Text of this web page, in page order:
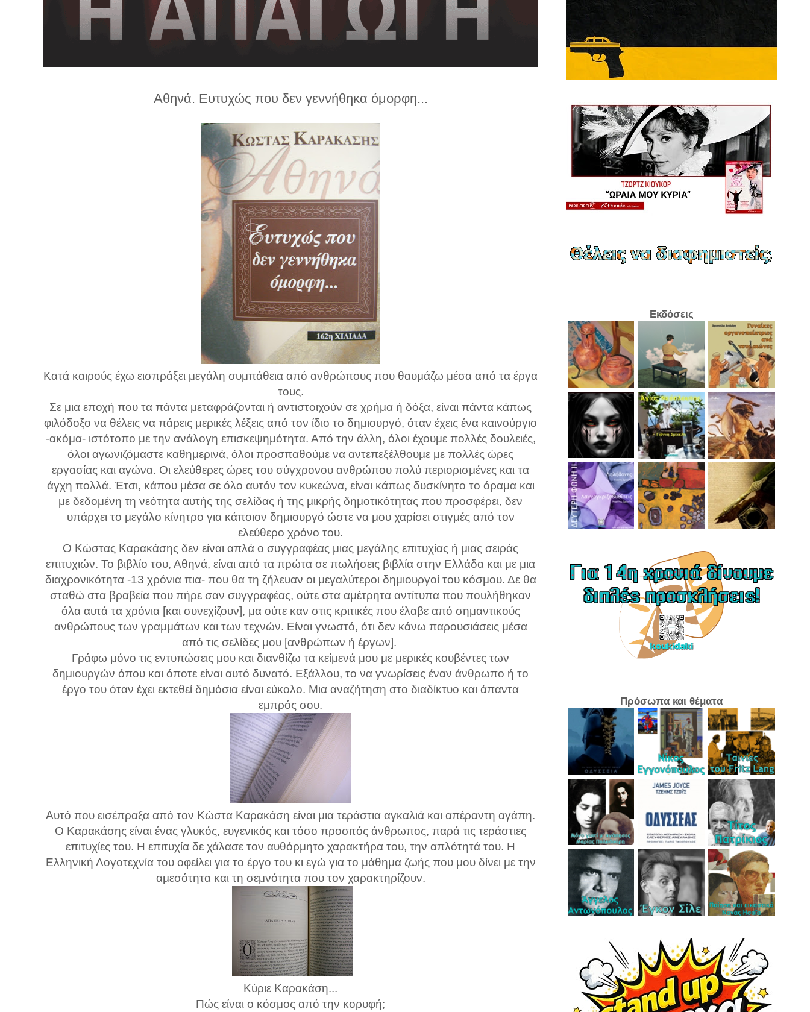
Αθηνά. Ευτυχώς που δεν γεννήθηκα όμορφη...
Κατά καιρούς έχω εισπράξει μεγάλη συμπάθεια από ανθρώπους που θαυμάζω μέσα από τα έργα
τους.
Σε μια εποχή που τα πάντα μεταφράζονται ή αντιστοιχούν σε χρήμα ή δόξα, είναι πάντα κάπως
φιλόδοξο να θέλεις να πάρεις μερικές λέξεις από τον ίδιο το δημιουργό, όταν έχεις ένα καινούργιο
-ακόμα- ιστότοπο με την ανάλογη επισκεψημότητα. Από την άλλη, όλοι έχουμε πολλές δουλειές,
όλοι αγωνιζόμαστε καθημερινά, όλοι προσπαθούμε να αντεπεξέλθουμε με πολλές ώρες
εργασίας και αγώνα. Οι ελεύθερες ώρες του σύγχρονου ανθρώπου πολύ περιορισμένες και τα
άγχη πολλά. Έτσι, κάπου μέσα σε όλο αυτόν τον κυκεώνα, είναι κάπως δυσκίνητο το όραμα και
με δεδομένη τη νεότητα αυτής της σελίδας ή της μικρής δημοτικότητας που προσφέρει, δεν
υπάρχει το μεγάλο κίνητρο για κάποιον δημιουργό ώστε να μου χαρίσει στιγμές από τον
ελεύθερο χρόνο του.
Ο Κώστας Καρακάσης δεν είναι απλά ο συγγραφέας μιας μεγάλης επιτυχίας ή μιας σειράς
επιτυχιών. Το βιβλίο του, Αθηνά, είναι από τα πρώτα σε πωλήσεις βιβλία στην Ελλάδα και με μια
διαχρονικότητα -13 χρόνια πια- που θα τη ζήλευαν οι μεγαλύτεροι δημιουργοί του κόσμου. Δε θα
σταθώ στα βραβεία που πήρε σαν συγγραφέας, ούτε στα αμέτρητα αντίτυπα που πουλήθηκαν
όλα αυτά τα χρόνια [και συνεχίζουν], μα ούτε καν στις κριτικές που έλαβε από σημαντικούς
ανθρώπους των γραμμάτων και των τεχνών. Είναι γνωστό, ότι δεν κάνω παρουσιάσεις μέσα
από τις σελίδες μου [ανθρώπων ή έργων].
Γράφω μόνο τις εντυπώσεις μου και διανθίζω τα κείμενά μου με μερικές κουβέντες των
δημιουργών όπου και όποτε είναι αυτό δυνατό. Εξάλλου, το να γνωρίσεις έναν άνθρωπο ή το
έργο του όταν έχει εκτεθεί δημόσια είναι εύκολο. Μια αναζήτηση στο διαδίκτυο και άπαντα
εμπρός σου.
Αυτό που εισέπραξα από τον Κώστα Καρακάση είναι μια τεράστια αγκαλιά και απέραντη αγάπη.
Ο Καρακάσης είναι ένας γλυκός, ευγενικός και τόσο προσιτός άνθρωπος, παρά τις τεράστιες
επιτυχίες του. Η επιτυχία δε χάλασε τον αυθόρμητο χαρακτήρα του, την απλότητά του. Η
Ελληνική Λογοτεχνία του οφείλει για το έργο του κι εγώ για το μάθημα ζωής που μου δίνει με την
αμεσότητα και τη σεμνότητα που τον χαρακτηρίζουν.
Κύριε Καρακάση...
Πώς είναι ο κόσμος από την κορυφή;
Εκδόσεις
Πρόσωπα και θέματα